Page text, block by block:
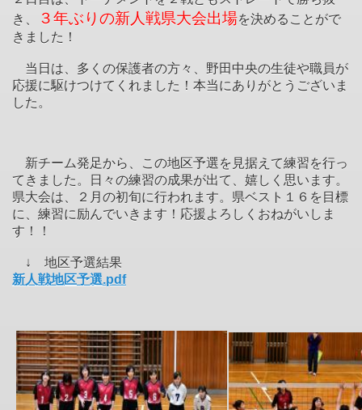
き、
３年ぶりの新人戦県大会出場を決めることがで
きました！
当日は、多くの保護者の方々、野田中央の生徒や職員が
応援に駆けつけてくれました！本当にありがとうございま
した。
新チーム発足から、この地区予選を見据えて練習を行っ
てきました。日々の練習の成果が出て、嬉しく思います。
県大会は、２月の初旬に行われます。県ベスト１６を目標
に、練習に励んでいきます！応援よろしくおねがいしま
す！！
↓ 地区予選結果
新人戦地区予選.pdf